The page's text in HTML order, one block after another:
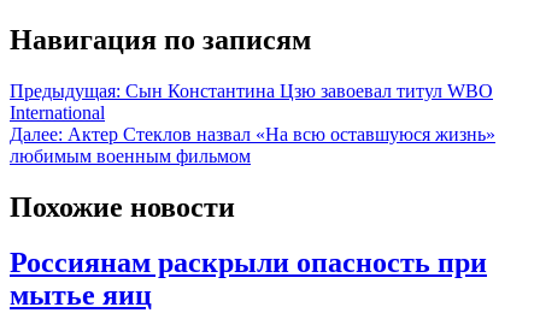
Навигация по записям
Предыдущая: Сын Константина Цзю завоевал титул WBO
International
Далее: Актер Стеклов назвал «На всю оставшуюся жизнь»
любимым военным фильмом
Похожие новости
Россиянам раскрыли опасность при
мытье яиц